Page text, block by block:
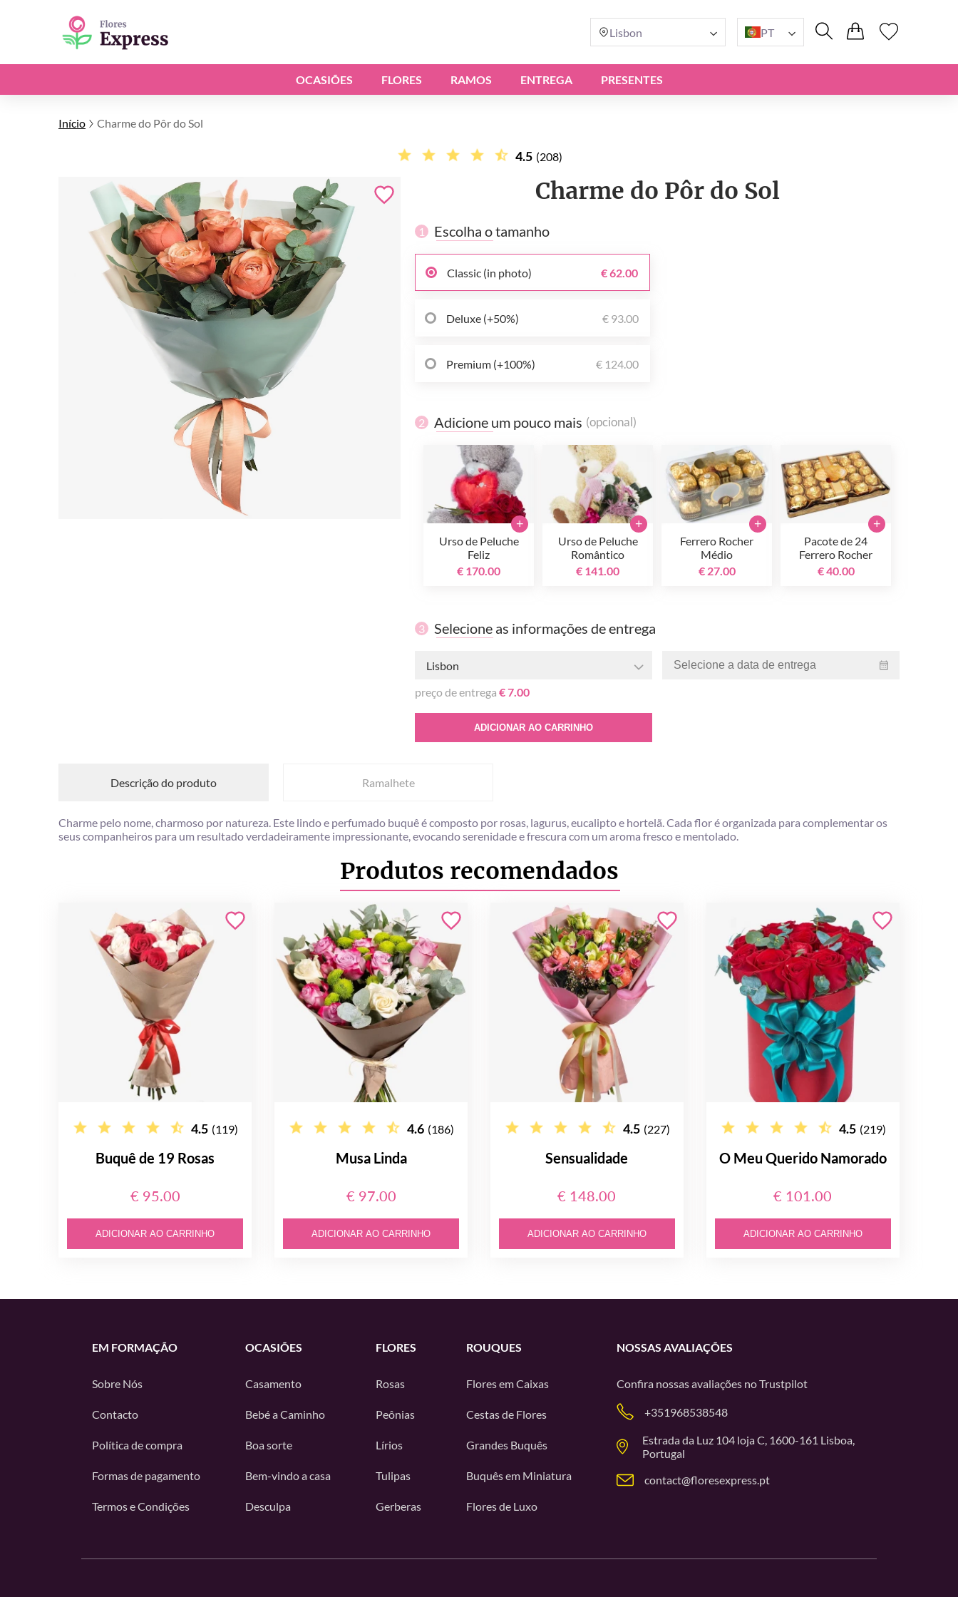
Lisbon PT
OCASIÕES FLORES RAMOS ENTREGA PRESENTES
Início Charme do Pôr do Sol
4.5 (208)
Charme do Pôr do Sol
1 Escolha o tamanho
Classic (in photo) € 62.00
Deluxe (+50%) € 93.00
Premium (+100%) € 124.00
2 Adicione um pouco mais (opcional)
Urso de Peluche
Feliz
€ 170.00
+
Urso de Peluche
Romântico
€ 141.00
+
Ferrero Rocher
Médio
€ 27.00
+
Pacote de 24
Ferrero Rocher
€ 40.00
+
3 Selecione as informações de entrega
Lisbon
preço de entrega€ 7.00
ADICIONAR AO CARRINHO
Descrição do produto Ramalhete
Charme pelo nome, charmoso por natureza. Este lindo e perfumado buquê é composto por rosas, lagurus, eucalipto e hortelã. Cada flor é organizada para complementar os
seus companheiros para um resultado verdadeiramente impressionante, evocando serenidade e frescura com um aroma fresco e mentolado.
Produtos recomendados
4.5 (119)
Buquê de 19 Rosas
€ 95.00
ADICIONAR AO CARRINHO
4.6 (186)
Musa Linda
€ 97.00
ADICIONAR AO CARRINHO
4.5 (227)
Sensualidade
€ 148.00
ADICIONAR AO CARRINHO
4.5 (219)
O Meu Querido Namorado
€ 101.00
ADICIONAR AO CARRINHO
EM FORMAÇÃO
Sobre Nós
Contacto
Política de compra
Formas de pagamento
Termos e Condições
OCASIÕES
Casamento
Bebé a Caminho
Boa sorte
Bem-vindo a casa
Desculpa
FLORES
Rosas
Peônias
Lírios
Tulipas
Gerberas
ROUQUES
Flores em Caixas
Cestas de Flores
Grandes Buquês
Buquês em Miniatura
Flores de Luxo
NOSSAS AVALIAÇÕES
Confira nossas avaliações noTrustpilot
+351968538548
Estrada da Luz 104 loja C, 1600-161 Lisboa,
Portugal
contact@floresexpress.pt